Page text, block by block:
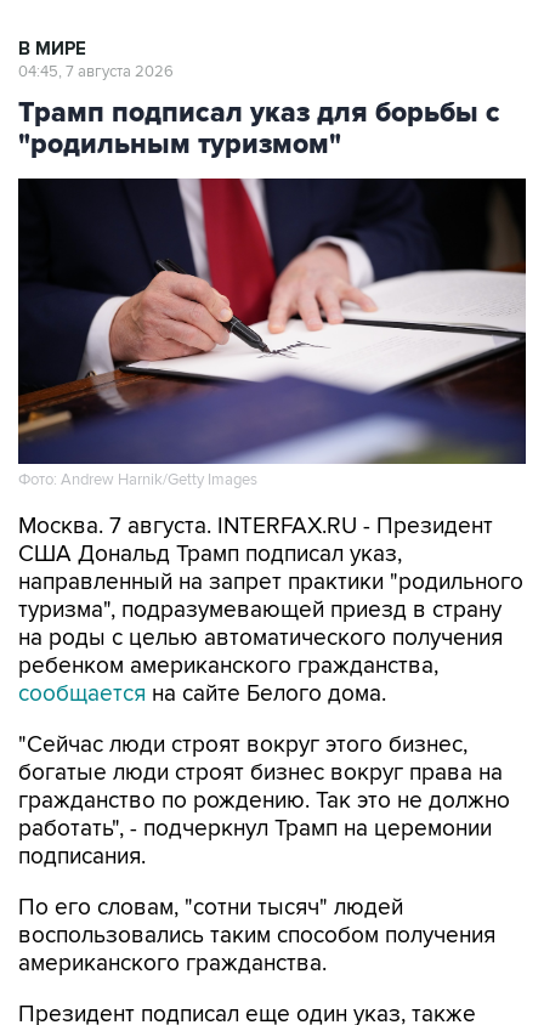
В МИРЕ
04:45, 7 августа 2026
Трамп подписал указ для борьбы с
"родильным туризмом"
Фото: Andrew Harnik/Getty Images
Москва. 7 августа. INTERFAX.RU - Президент
США Дональд Трамп подписал указ,
направленный на запрет практики "родильного
туризма", подразумевающей приезд в страну
на роды с целью автоматического получения
ребенком американского гражданства,
сообщается на сайте Белого дома.
"Сейчас люди строят вокруг этого бизнес,
богатые люди строят бизнес вокруг права на
гражданство по рождению. Так это не должно
работать", - подчеркнул Трамп на церемонии
подписания.
По его словам, "сотни тысяч" людей
воспользовались таким способом получения
американского гражданства.
Президент подписал еще один указ, также